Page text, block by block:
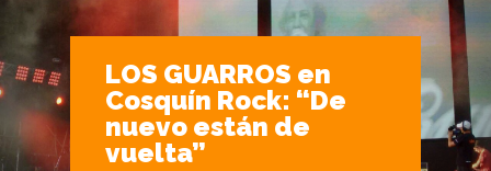
LOS GUARROS en
Cosquín Rock: “De
nuevo están de
vuelta”